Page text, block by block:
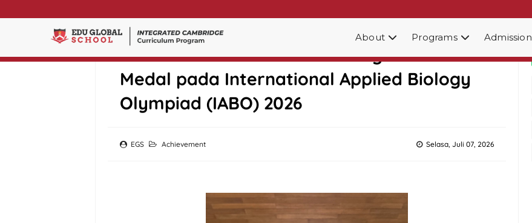
About Programs Admission
Siswa SMA Edu Global Bandung Raih Silver
Medal pada International Applied Biology
Olympiad (IABO) 2026
EGS Selasa, Juli 07, 2026
Achievement